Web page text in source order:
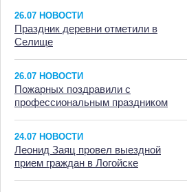
26.07 НОВОСТИ
Праздник деревни отметили в
Селище
26.07 НОВОСТИ
Пожарных поздравили с
профессиональным праздником
24.07 НОВОСТИ
Леонид Заяц провел выездной
прием граждан в Логойске